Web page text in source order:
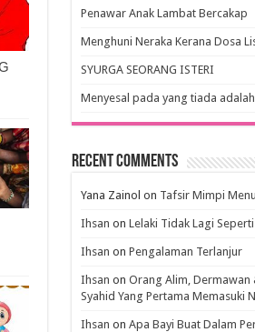
Penawar Anak Lambat Bercakap
Menghuni Neraka Kerana Dosa
SYURGA SEORANG ISTERI
Menyesal pada yang tiada
Recent Comments
Yana Zainol on Tafsir Mimpi
Ihsan on Lelaki Tidak Lagi
Ihsan on Pengalaman Terlanjur
Ihsan on Orang Alim, Dermawan
Syahid Yang Pertama Memasuki
Ihsan on Apa Bayi Buat Dalam